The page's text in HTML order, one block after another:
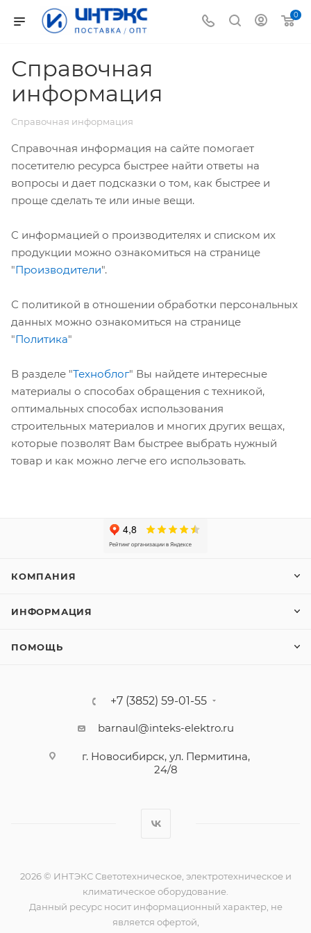
0
Справочная
информация
Справочная информация
Справочная информация на сайте помогает
посетителю ресурса быстрее найти ответы на
вопросы и дает подсказки о том, как быстрее и
проще сделать те или иные вещи.
C информацией о производителях и списком их
продукции можно ознакомиться на странице
"Производители".
С политикой в отношении обработки персональных
данных можно ознакомиться на странице
"Политика"
В разделе "Техноблог" Вы найдете интересные
материалы о способах обращения с техникой,
оптимальных способах использования
строительных материалов и многих других вещах,
которые позволят Вам быстрее выбрать нужный
товар и как можно легче его использовать.⁠
КОМПАНИЯ
ИНФОРМАЦИЯ
ПОМОЩЬ
+7 (3852) 59-01-55
barnaul@inteks-elektro.ru
г. Новосибирск, ул. Пермитина,
24/8
2026 © ИНТЭКС Светотехническое, электротехническое и
климатическое оборудование.
Данный ресурс носит информационный характер, не
является офертой,